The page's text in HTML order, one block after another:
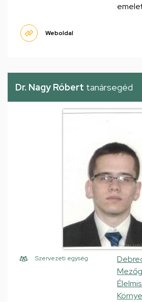
Weboldal
Dr. Nagy Róbert tanársegéd
Szervezeti egység